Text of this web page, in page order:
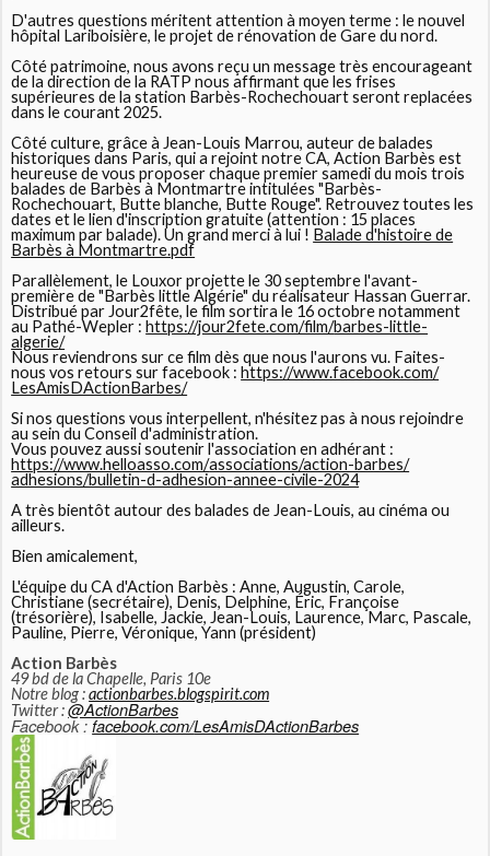
D'autres questions méritent attention à moyen terme : le nouvel
hôpital Lariboisière, le projet de rénovation de Gare du nord.
Côté patrimoine, nous avons reçu un message très encourageant
de la direction de la RATP nous affirmant que les frises
supérieures de la station Barbès-Rochechouart seront replacées
dans le courant 2025.
Côté culture, grâce à Jean-Louis Marrou, auteur de balades
historiques dans Paris, qui a rejoint notre CA, Action Barbès est
heureuse de vous proposer chaque premier samedi du mois trois
balades de Barbès à Montmartre intitulées "Barbès-
Rochechouart, Butte blanche, Butte Rouge". Retrouvez toutes les
dates et le lien d'inscription gratuite (attention : 15 places
maximum par balade). Un grand merci à lui ! Balade d'histoire de
Barbès à Montmartre.pdf
Parallèlement, le Louxor projette le 30 septembre l'avant-
première de "Barbès little Algérie" du réalisateur Hassan Guerrar.
Distribué par Jour2fête, le film sortira le 16 octobre notamment
au Pathé-Wepler :https://jour2fete.com/film/barbes-little-
algerie/
Nous reviendrons sur ce film dès que nous l'aurons vu. Faites-
nous vos retours sur facebook :https://www.facebook.com/
LesAmisDActionBarbes/
Si nos questions vous interpellent, n'hésitez pas à nous rejoindre
au sein du Conseil d'administration.
Vous pouvez aussi soutenir l'association en adhérant :
https://www.helloasso.com/associations/action-barbes/
adhesions/bulletin-d-adhesion-annee-civile-2024
A très bientôt autour des balades de Jean-Louis, au cinéma ou
ailleurs.
Bien amicalement,
L'équipe du CA d'Action Barbès : Anne, Augustin, Carole,
Christiane (secrétaire), Denis, Delphine, Éric, Françoise
(trésorière), Isabelle, Jackie, Jean-Louis, Laurence, Marc, Pascale,
Pauline, Pierre, Véronique, Yann (président)
Action Barbès
49 bd de la Chapelle, Paris 10e
Notre blog :actionbarbes.blogspirit.com
Twitter :@ActionBarbes
Facebook :facebook.com/LesAmisDActionBarbes